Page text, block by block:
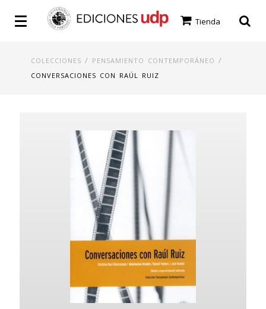
Tienda
COLECCIONES / PENSAMIENTO CONTEMPORÁNEO /
CONVERSACIONES CON RAÚL RUIZ